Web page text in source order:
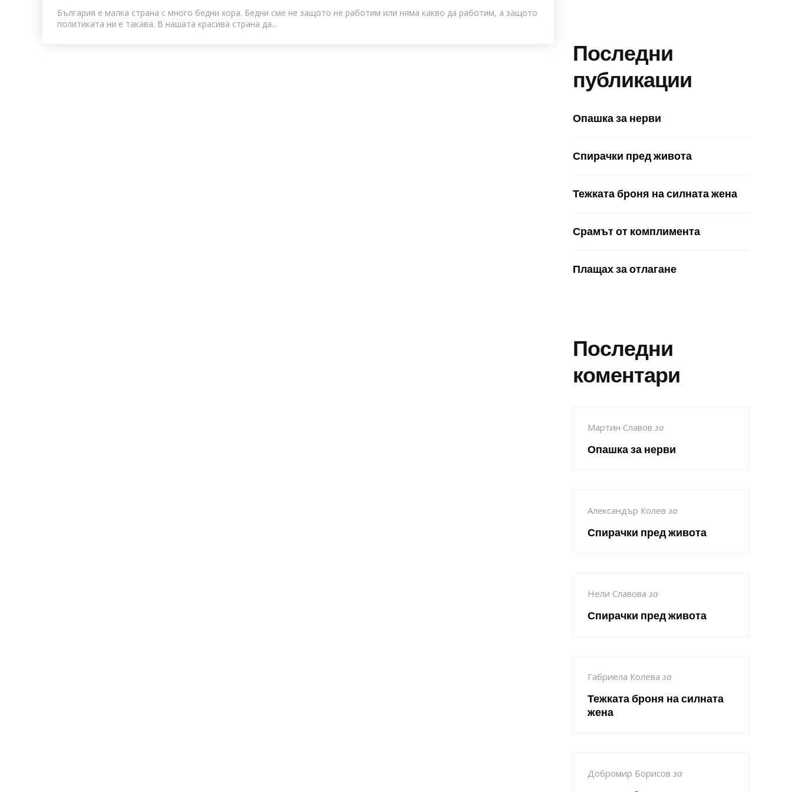
България е малка страна с много бедни хора. Бедни сме не защото не работим или няма какво да работим, а защото
политиката ни е такава. В нашата красива страна да...
Последни
публикации
Опашка за нерви
Спирачки пред живота
Тежката броня на силната жена
Срамът от комплимента
Плащах за отлагане
Последни
коментари
Мартин Славов за
Опашка за нерви
Александър Колев за
Спирачки пред живота
Нели Славова за
Спирачки пред живота
Габриела Колева за
Тежката броня на силната
жена
Добромир Борисов за